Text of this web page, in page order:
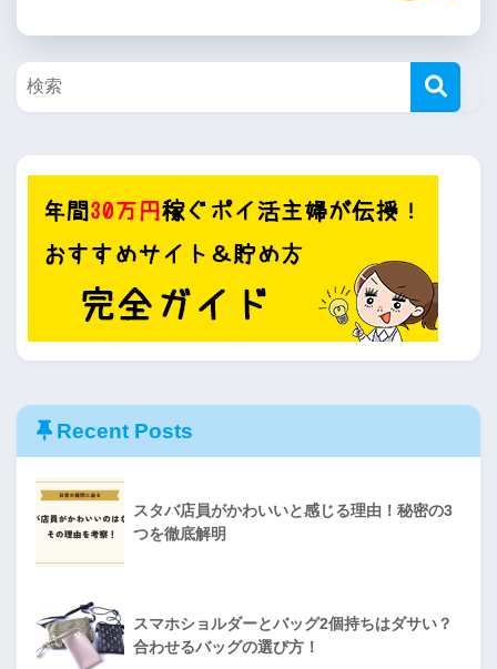
Recent Posts
スタバ店員がかわいいと感じる理由！秘密の3
つを徹底解明
スマホショルダーとバッグ2個持ちはダサい？
合わせるバッグの選び方！